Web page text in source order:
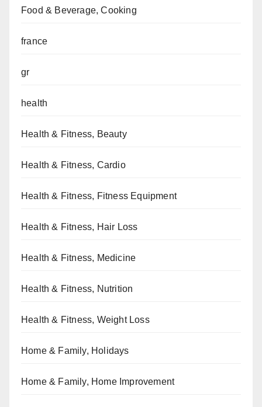
Food & Beverage, Cooking
france
gr
health
Health & Fitness, Beauty
Health & Fitness, Cardio
Health & Fitness, Fitness Equipment
Health & Fitness, Hair Loss
Health & Fitness, Medicine
Health & Fitness, Nutrition
Health & Fitness, Weight Loss
Home & Family, Holidays
Home & Family, Home Improvement